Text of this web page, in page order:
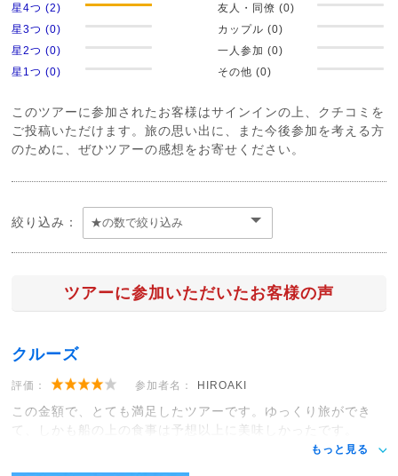
星4つ (2)
星3つ (0)
星2つ (0)
星1つ (0)
友人・同僚 (0)
カップル (0)
一人参加 (0)
その他 (0)
このツアーに参加されたお客様はサインインの上、クチコミを
ご投稿いただけます。旅の思い出に、また今後参加を考える方
のために、ぜひツアーの感想をお寄せください。
絞り込み：
ツアーに参加いただいたお客様の声
クルーズ
評価： 参加者名： HIROAKI
この金額で、とても満足したツアーです。ゆっくり旅ができ
て、しかも船の上の食事は予想以上に美味しかったです。
もっと見る